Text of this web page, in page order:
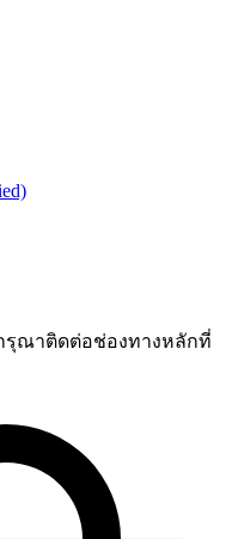
รุณาติดต่อช่องทางหลักที่